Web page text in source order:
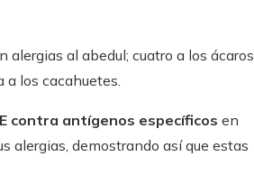
alergias al abedul; cuatro a los ácaros
los cacahuetes.
contra antígenos específicos en
alergias, demostrando así que estas